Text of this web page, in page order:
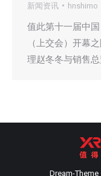
新闻资讯 hnshimo
值此第十一届中
（上交会）开幕
理赵冬冬与销售
Dream-